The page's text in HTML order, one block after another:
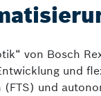
von Bosch
und
und